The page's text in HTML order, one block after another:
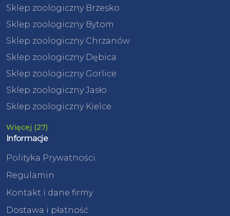
Sklep zoologiczny Brzesko
Sklep zoologiczny Bytom
Sklep zoologiczny Chrzanów
Sklep zoologiczny Dębica
Sklep zoologiczny Gorlice
Sklep zoologiczny Jasło
Sklep zoologiczny Kielce
Więcej (27)
Informacje
Polityka Prywatności
Regulamin
Kontakt i dane firmy
Dostawa i płatność